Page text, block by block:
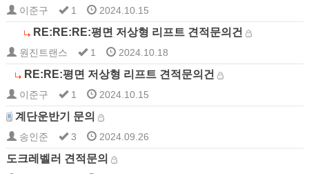
이준구 1 2024.10.15
RE:RE:RE:평면 저상형 리프트 견적문의건
원진트랜스 1 2024.10.18
RE:RE:평면 저상형 리프트 견적문의건
이준구 1 2024.10.15
계단운반기 문의
송인준 3 2024.09.26
도크레벨러 견적문의